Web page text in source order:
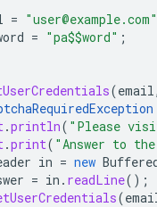
= "user@example.com"
= "pa$$word" ;
(email,
.println( "Please
.print( "Answer to
in = new
= in . readLine();
(